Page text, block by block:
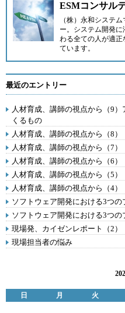
ESMコンサル
（株）永和システ
ー。システム開発
わる全ての人が適正
ています。
最近のエントリー
人材育成、講師の視点から（9
くるもの
人材育成、講師の視点から（8）
人材育成、講師の視点から（7）
人材育成、講師の視点から（6）
人材育成、講師の視点から（5）
人材育成、講師の視点から（4）
ソフトウェア開発における3つの
ソフトウェア開発における3つの
現場発、カイゼンレポート（2）
現場担当者の悩み
日 月 火